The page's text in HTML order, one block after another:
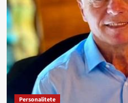
Personalitete